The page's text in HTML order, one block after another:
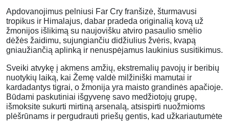
Apdovanojimus pelniusi Far Cry franšizė, šturmavusi
tropikus ir Himalajus, dabar pradeda originalią kovą už
žmonijos išlikimą su naujovišku atviro pasaulio smėlio
dėžės žaidimu, sujungiančiu didžiulius žvėris, kvapą
gniaužiančią aplinką ir nenuspėjamus laukinius susitikimus.
Sveiki atvykę į akmens amžių, ekstremalių pavojų ir beribių
nuotykių laiką, kai Žemę valdė milžiniški mamutai ir
kardadantys tigrai, o žmonija yra maisto grandinės apačioje.
Būdami paskutiniai išgyvenę savo medžiotojų grupę,
išmoksite sukurti mirtiną arsenalą, atsispirti nuožmioms
plėšrūnams ir pergudrauti priešų gentis, kad užkariautumėte